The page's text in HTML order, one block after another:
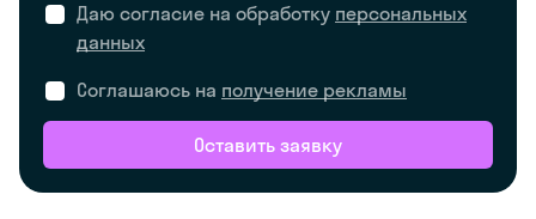
Даю согласие на обработку персональных
данных
Соглашаюсь на получение рекламы
Оставить заявку